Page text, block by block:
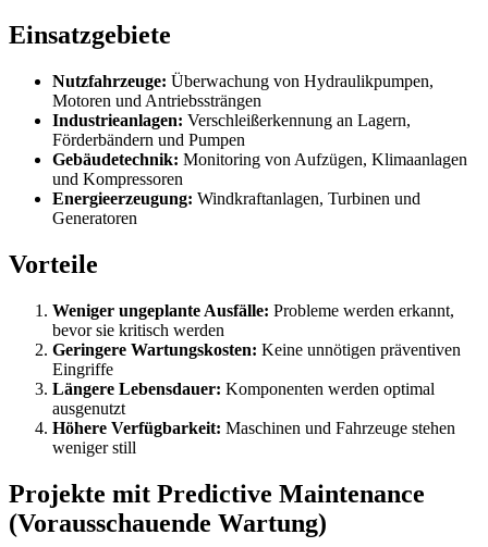
Einsatzgebiete
Nutzfahrzeuge: Überwachung von Hydraulikpumpen,
Motoren und Antriebssträngen
Industrieanlagen: Verschleißerkennung an Lagern,
Förderbändern und Pumpen
Gebäudetechnik: Monitoring von Aufzügen, Klimaanlagen
und Kompressoren
Energieerzeugung: Windkraftanlagen, Turbinen und
Generatoren
Vorteile
Weniger ungeplante Ausfälle: Probleme werden erkannt,
bevor sie kritisch werden
Geringere Wartungskosten: Keine unnötigen präventiven
Eingriffe
Längere Lebensdauer: Komponenten werden optimal
ausgenutzt
Höhere Verfügbarkeit: Maschinen und Fahrzeuge stehen
weniger still
Projekte mit Predictive Maintenance
(Vorausschauende Wartung)